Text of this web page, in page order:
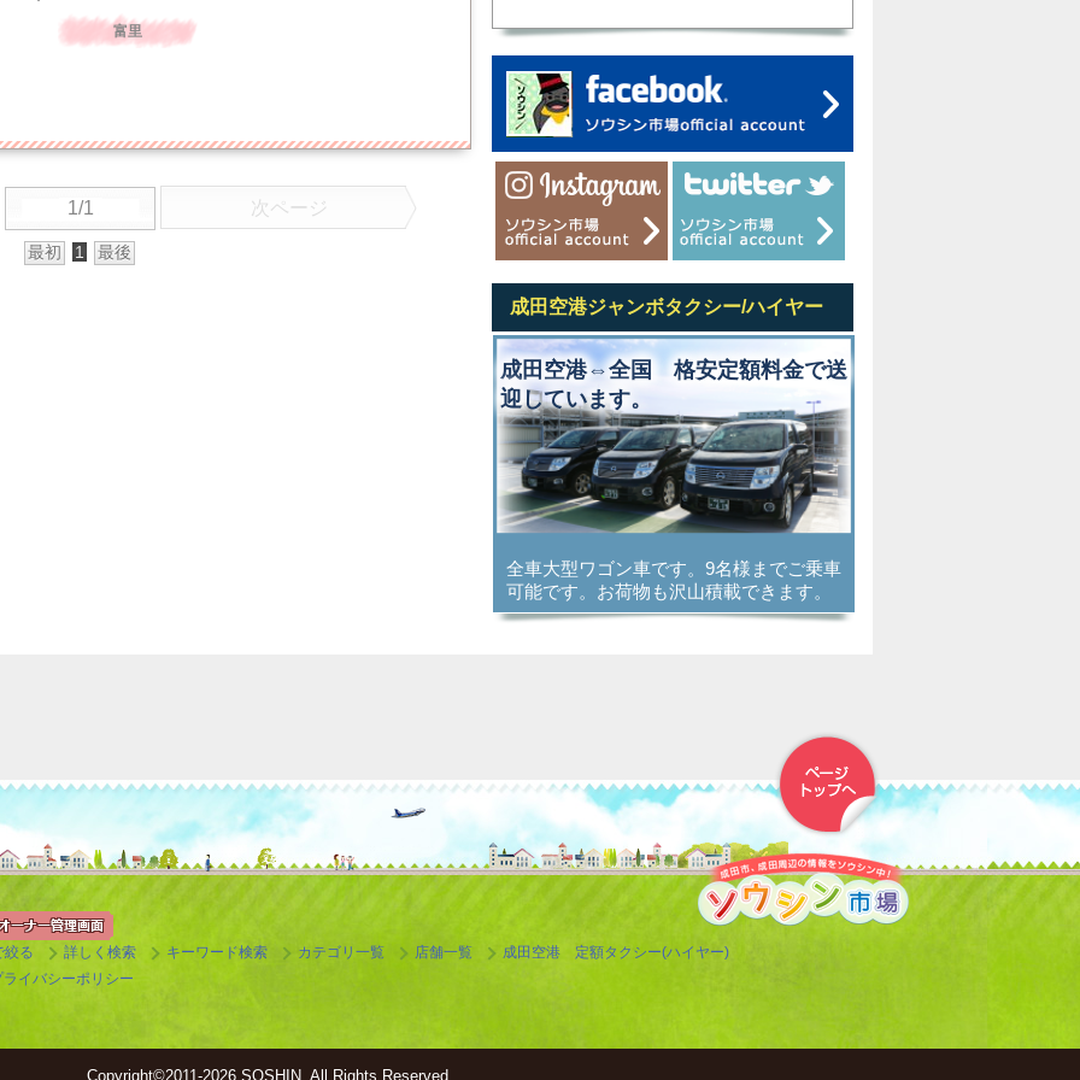
富里
1/1 次ページ
最初 1 最後
成田空港ジャンボタクシー/ハイヤー
成田空港⇔全国 格安定額料金で送
迎しています。
全車大型ワゴン車です。9名様までご乗車
可能です。お荷物も沢山積載できます。
絞る 詳しく検索 キーワード検索 カテゴリ一覧 店舗一覧
成田空港 定額タクシー(ハイヤー)
ライバシーポリシー
Copyright©2011-2026 SOSHIN. All Rights Reserved.